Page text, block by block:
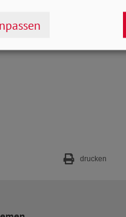
Michael Zernechel
drucken